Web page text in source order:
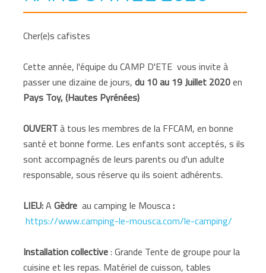
Cher(e)s cafistes
Cette année, l'équipe du CAMP D'ETE vous invite à
passer une dizaine de jours,du 10 au 19 Juillet 2020en
Pays Toy, (Hautes Pyrénées)
OUVERTà tous les membres de la FFCAM, en bonne
santé et bonne forme. Les enfants sont acceptés, s ils
sont accompagnés de leurs parents ou d'un adulte
responsable, sous réserve qu ils soient adhérents.
LIEU:AGèdre au camping le Mousca:
https://www.camping-le-mousca.com/le-camping/
Installation collective: Grande Tente de groupe pour la
cuisine et les repas. Matériel de cuisson, tables